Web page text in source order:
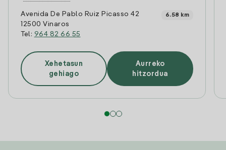
Avenida De Pablo Ruiz Picasso 42
12500 Vinaros
Tel: 964 82 66 55
6.58 km
Xehetasun
gehiago
Aurreko
hitzordua